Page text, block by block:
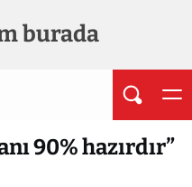
burada
90% hazırdır”